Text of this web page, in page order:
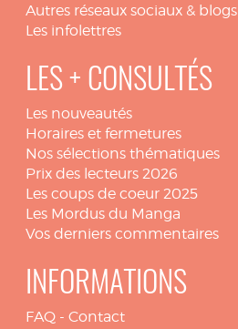
Autres réseaux sociaux & blogs
Les infolettres
LES + CONSULTÉS
Les nouveautés
Horaires et fermetures
Nos sélections thématiques
Prix des lecteurs 2026
Les coups de coeur 2025
Les Mordus du Manga
Vos derniers commentaires
INFORMATIONS
FAQ - Contact